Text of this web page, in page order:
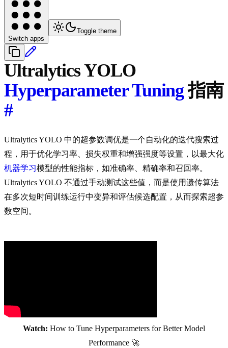
Switch apps
Toggle theme
Ultralytics YOLO
Hyperparameter Tuning指南
#
Ultralytics YOLO 中的超参数调优是一个自动化的迭代搜索过
程，用于优化学习率、损失权重和增强强度等设置，以最大化
机器学习模型的性能指标，如准确率、精确率和召回率。
Ultralytics YOLO 不通过手动测试这些值，而是使用遗传算法
在多次短时间训练运行中变异和评估候选配置，从而探索超参
数空间。
Watch: How to Tune Hyperparameters for Better Model
Performance 🚀